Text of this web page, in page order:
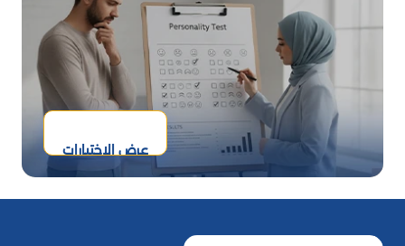
عرض الاختبارات